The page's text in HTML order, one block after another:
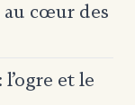
au cœur des
et le